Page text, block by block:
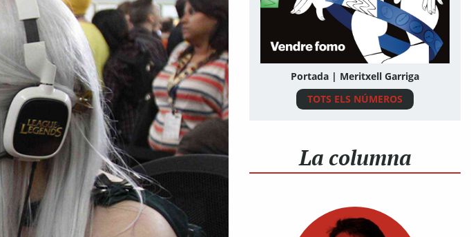
Portada | Meritxell Garriga
TOTS ELS NÚMEROS
La columna